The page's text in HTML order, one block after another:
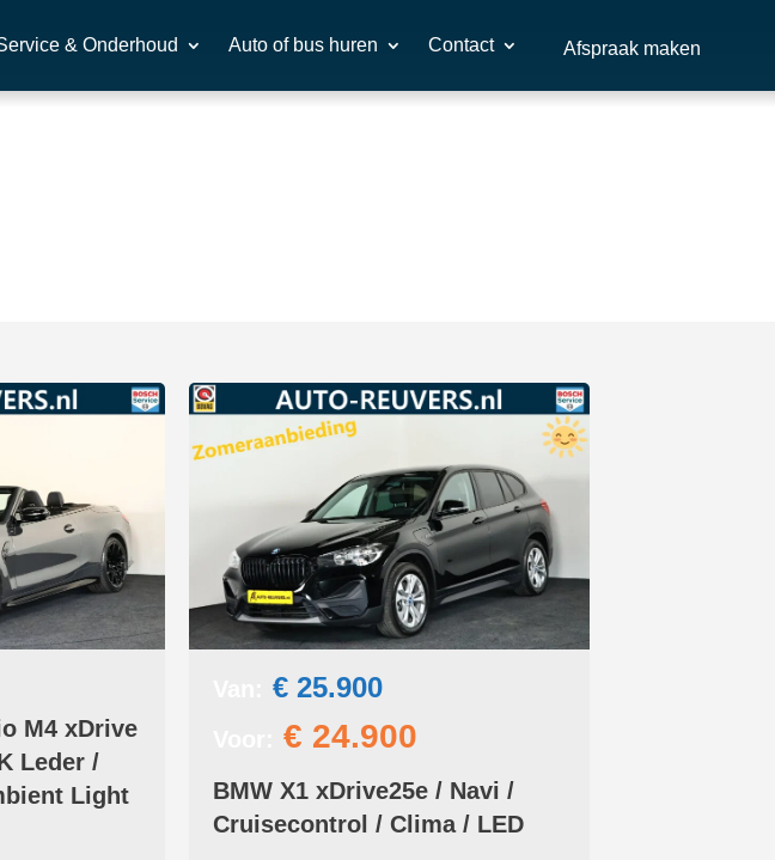
& Onderhoud Auto of bus huren Contact Afspraak maken
M4 xDrive
Leder /
Light
€ 25.900
€ 24.900
BMW X1 xDrive25e / Navi /
Cruisecontrol / Clima / LED